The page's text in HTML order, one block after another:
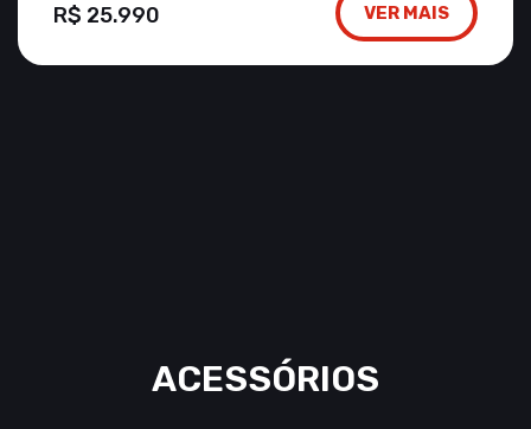
R$ 25.990 VER MAIS
ACESSÓRIOS